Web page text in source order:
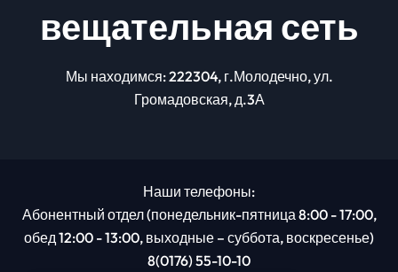
вещательная сеть
Мы находимся: 222304, г.Молодечно, ул.
Громадовская, д.3А
Наши телефоны:
Абонентный отдел (понедельник-пятница 8:00 - 17:00,
обед 12:00 - 13:00, выходные – суббота, воскресенье)
8(0176) 55-10-10